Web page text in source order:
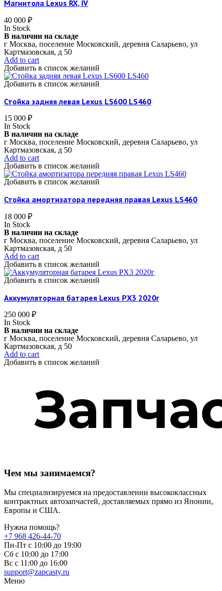
Магнитола Lexus RX, IV
40 000 ₽
In Stock
В наличии на складе
г Москва, поселение Московский, деревня Саларьево, ул
Картмазовская, д 50
Add to cart
Добавить в список желаний
Добавить в список желаний
Стойка задняя левая Lexus LS600 LS460
15 000 ₽
In Stock
В наличии на складе
г Москва, поселение Московский, деревня Саларьево, ул
Картмазовская, д 50
Add to cart
Добавить в список желаний
Добавить в список желаний
Стойка амортизатора передняя правая Lexus LS460
18 000 ₽
In Stock
В наличии на складе
г Москва, поселение Московский, деревня Саларьево, ул
Картмазовская, д 50
Add to cart
Добавить в список желаний
Добавить в список желаний
Аккумуляторная батарея Lexus РX3 2020г
250 000 ₽
In Stock
В наличии на складе
г Москва, поселение Московский, деревня Саларьево, ул
Картмазовская, д 50
Add to cart
Добавить в список желаний
Чем мы занимаемся?
Мы специализируемся на предоставлении высококлассных
контрактных автозапчастей, доставляемых прямо из Японии,
Европы и США.
Нужна помощь?
+7 968 426-44-70
Пн-Пт с 10:00 до 19:00
Сб с 10:00 до 17:00
Вс c 11:00 до 16:00
support@zapcasty.ru
Меню